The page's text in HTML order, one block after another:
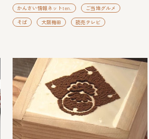
かんさい情報ネットten. ご当地グルメ
そば 大阪梅田 読売テレビ